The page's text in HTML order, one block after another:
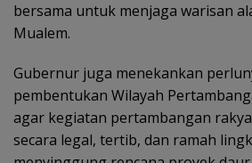
bersama untuk menjaga warisan
Mualem.
Gubernur juga menekankan
pembentukan Wilayah
agar kegiatan pertambangan
secara legal, tertib, dan ramah